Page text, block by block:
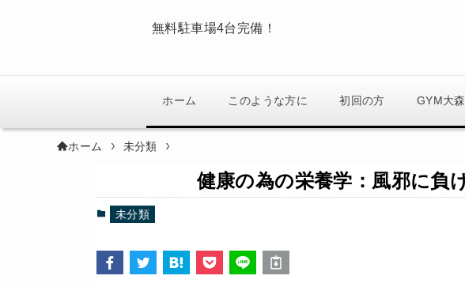
無料駐車場4台完備！
ホーム このような方に 初回の方 GYM大
ホーム 未分類
健康の為の栄養学：風邪に負
未分類